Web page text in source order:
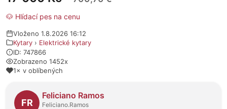
🐶 Hlídací pes na cenu
Vloženo 1.8.2026 16:12
Kytary › Elektrické kytary
ID: 747866
Zobrazeno 1452x
1× v oblíbených
O prodejci
FR
Feliciano Ramos
Feliciano.Ramos